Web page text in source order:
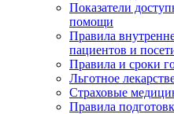
Показатели
помощи
Правила
пациентов и
Правила и сроки
Льготное
Страховые
Правила